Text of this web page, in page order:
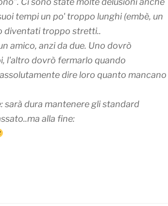
tempi un po' troppo lunghi (embè, un
diventati troppo stretti..
amico, anzi da due. Uno dovrò
l'altro dovrò fermarlo quando
dire loro quanto mancano
sarà dura mantenere gli standard
alla fine: